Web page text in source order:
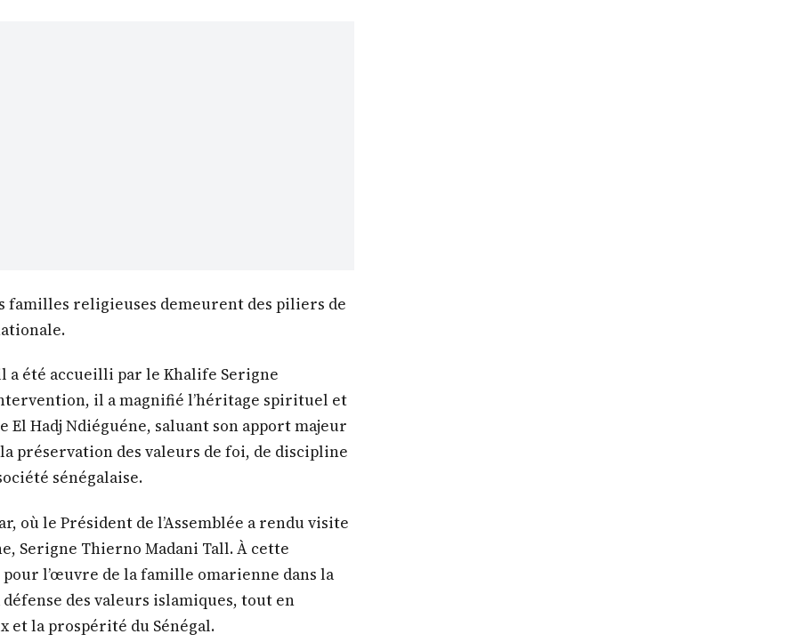
familles religieuses demeurent des piliers de
a été accueilli par le Khalife Serigne
il a magnifié l’héritage spirituel et
Hadj Ndiéguéne, saluant son apport majeur
la préservation des valeurs de foi, de discipline
sénégalaise.
où le Président de l’Assemblée a rendu visite
Serigne Thierno Madani Tall. À cette
l’œuvre de la famille omarienne dans la
des valeurs islamiques, tout en
et la prospérité du Sénégal.